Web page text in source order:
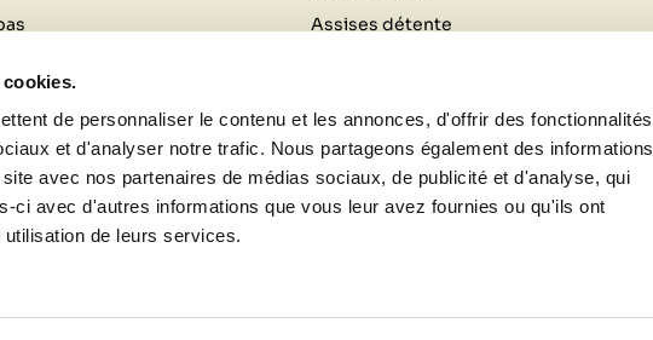
de personnaliser le contenu et les annonces, d'offrir des fonctionnalités
et d'analyser notre trafic. Nous partageons également des informations
avec nos partenaires de médias sociaux, de publicité et d'analyse, qui
ci avec d'autres informations que vous leur avez fournies ou qu'ils ont
de leurs services.
Assises détente
Cuisine d'extérieur
Chauffages d'extérieur
Bougies et senteurs